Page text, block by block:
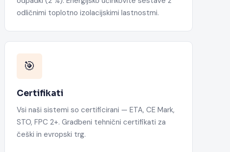
odličnimi toplotno izolacijskimi lastnostmi.
🎯
Certifikati
Vsi naši sistemi so certificirani — ETA, CE Mark,
STO, FPC 2+. Gradbeni tehnični certifikati za
češki in evropski trg.